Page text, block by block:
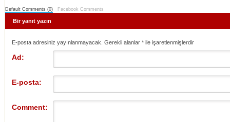
Default Comments (0) Facebook Comments
Bir yanıt yazın
E-posta adresiniz yayınlanmayacak. Gerekli alanlar * ile işaretlenmişlerdir
Ad:
E-posta:
Comment: